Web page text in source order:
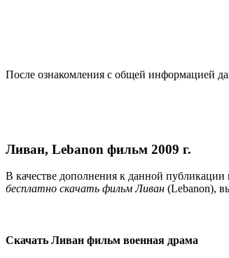
После ознакомления с общей информацией
Ливан, Lebanon фильм 2009 г.
В качестве дополнения к данной
бесплатно скачать фильм Ливан (Lebanon),
Скачать Ливан фильм военная драма